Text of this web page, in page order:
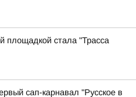
площадкой стала "Трасса
сап-карнавал "Русское в